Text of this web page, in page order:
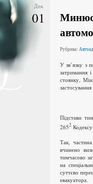
Дек
01
Рубрика:
У зв’язку з
затримання
стоянку,
Підстави
2652
Так,
вчинено
тимчасово
на
суттєво
евакуатора.